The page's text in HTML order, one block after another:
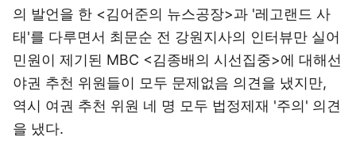
의 발언을 한 <김어준의 뉴스공장>과 '레고랜드 사
태'를 다루면서 최문순 전 강원지사의 인터뷰만 실어
민원이 제기된 MBC <김종배의 시선집중>에 대해선
야권 추천 위원들이 모두 문제없음 의견을 냈지만,
역시 여권 추천 위원 네 명 모두 법정제재 '주의' 의견
을 냈다.